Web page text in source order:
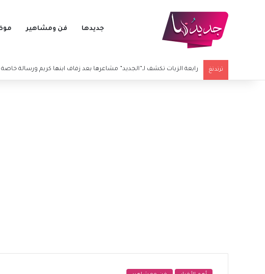
جديدها فن ومشاهير
ترندنغ موقف محرج لـ ميادة الحناوي في قرطاج بعد غياب 21 عاماً.. ورد فعلها يتصدر